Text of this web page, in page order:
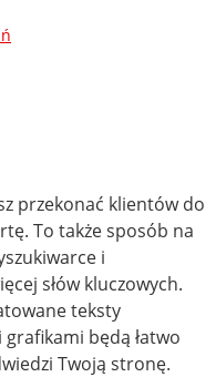
przekonać klientów do
To także sposób na
i
słów kluczowych.
teksty
będą łatwo
Twoją stronę.